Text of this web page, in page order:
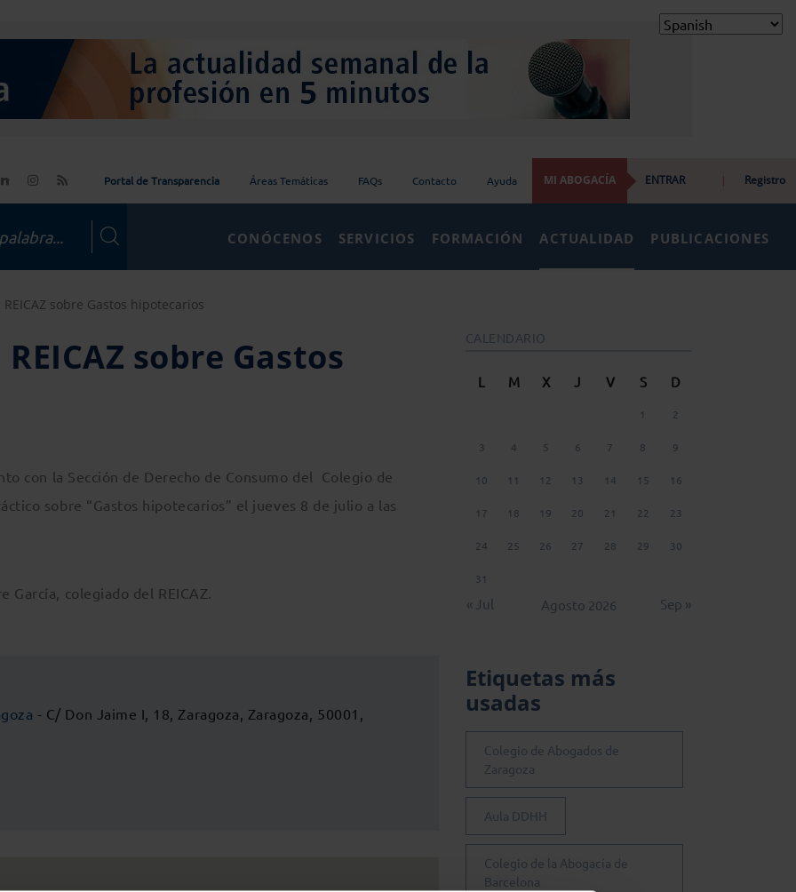
Portal de Transparencia Áreas Temáticas FAQs Contacto Ayuda MI ABOGACÍA ENTRAR | Registro
CONÓCENOS SERVICIOS FORMACIÓN ACTUALIDAD PUBLICACIONES
sobre Gastos hipotecarios
sobre Gastos
con la Sección de Derecho de Consumo del Colegio de
sobre “Gastos hipotecarios” el jueves 8 de julio a las
colegiado del REICAZ.
- C/ Don Jaime I, 18, Zaragoza, Zaragoza, 50001,
CALENDARIO
Agosto 2026
L M X J V S D
1 2
3 4 5 6 7 8 9
10 11 12 13 14 15 16
17 18 19 20 21 22 23
24 25 26 27 28 29 30
31
« Jul Sep »
Etiquetas más
usadas
Colegio de Abogados de
Zaragoza
Aula DDHH
Colegio de la Abogacía de
Barcelona